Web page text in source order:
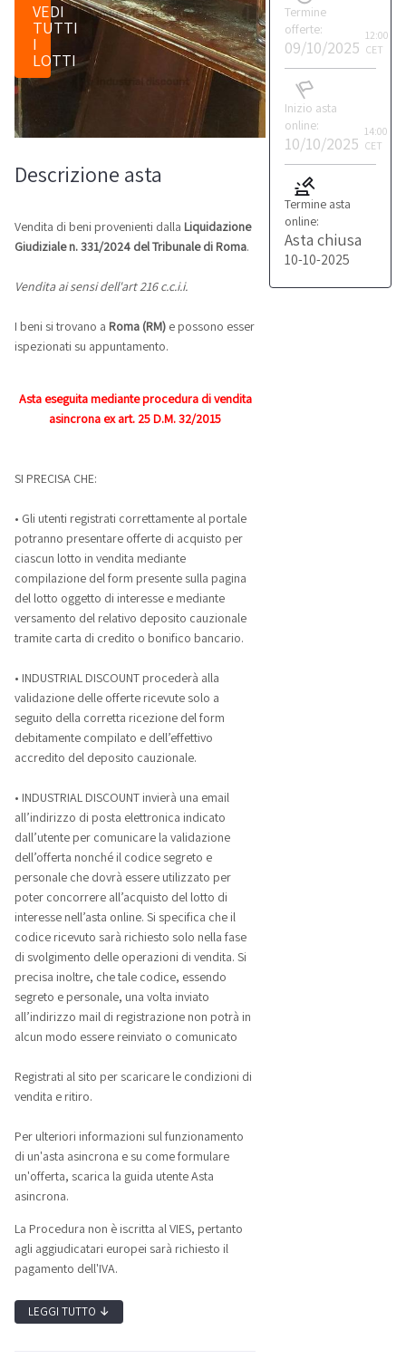
VEDI
TUTTI
I
LOTTI
Termine
offerte:
09/10/2025
12:00
CET
Inizio asta
online:
10/10/2025
14:00
CET
Termine asta
online:
Asta chiusa
10-10-2025
Descrizione asta
Vendita di beni provenienti dalla Liquidazione
Giudiziale n. 331/2024 del Tribunale di Roma.
Vendita ai sensi dell'art 216 c.c.i.i.
I beni si trovano a Roma (RM) e possono esser
ispezionati su appuntamento.
Asta eseguita mediante procedura di vendita
asincrona ex art. 25 D.M. 32/2015
SI PRECISA CHE:
• Gli utenti registrati correttamente al portale
potranno presentare offerte di acquisto per
ciascun lotto in vendita mediante
compilazione del form presente sulla pagina
del lotto oggetto di interesse e mediante
versamento del relativo deposito cauzionale
tramite carta di credito o bonifico bancario.
• INDUSTRIAL DISCOUNT procederà alla
validazione delle offerte ricevute solo a
seguito della corretta ricezione del form
debitamente compilato e dell’effettivo
accredito del deposito cauzionale.
• INDUSTRIAL DISCOUNT invierà una email
all’indirizzo di posta elettronica indicato
dall’utente per comunicare la validazione
dell’offerta nonché il codice segreto e
personale che dovrà essere utilizzato per
poter concorrere all’acquisto del lotto di
interesse nell’asta online. Si specifica che il
codice ricevuto sarà richiesto solo nella fase
di svolgimento delle operazioni di vendita. Si
precisa inoltre, che tale codice, essendo
segreto e personale, una volta inviato
all’indirizzo mail di registrazione non potrà in
alcun modo essere reinviato o comunicato
Registrati al sito per scaricare le condizioni di
vendita e ritiro.
Per ulteriori informazioni sul funzionamento
di un'asta asincrona e su come formulare
un'offerta, scarica la guida utente Asta
asincrona.
La Procedura non è iscritta al VIES, pertanto
agli aggiudicatari europei sarà richiesto il
pagamento dell'IVA.
LEGGI TUTTO ↓